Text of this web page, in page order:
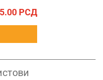
РСД